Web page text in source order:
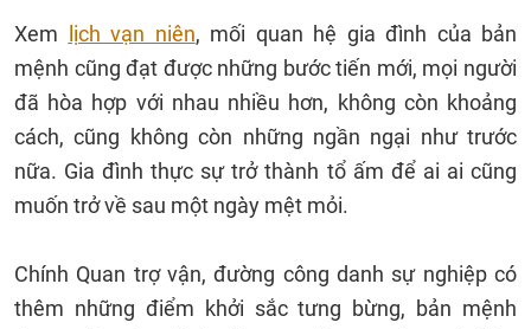
Xem lịch vạn niên, mối quan hệ gia đình của bản
mệnh cũng đạt được những bước tiến mới, mọi người
đã hòa hợp với nhau nhiều hơn, không còn khoảng
cách, cũng không còn những ngần ngại như trước
nữa. Gia đình thực sự trở thành tổ ấm để ai ai cũng
muốn trở về sau một ngày mệt mỏi.
Chính Quan trợ vận, đường công danh sự nghiệp có
thêm những điểm khởi sắc tưng bừng, bản mệnh